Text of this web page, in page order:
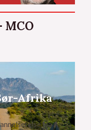
MCO
Afrika
fra A